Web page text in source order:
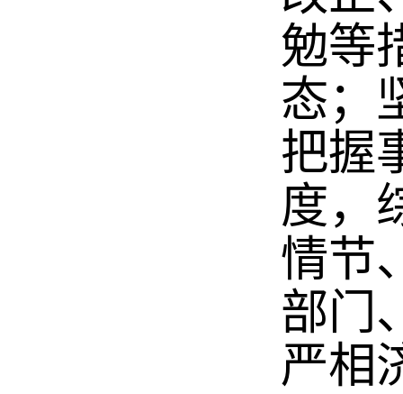
勉等
态；
把握
度，
情节
部门
严相